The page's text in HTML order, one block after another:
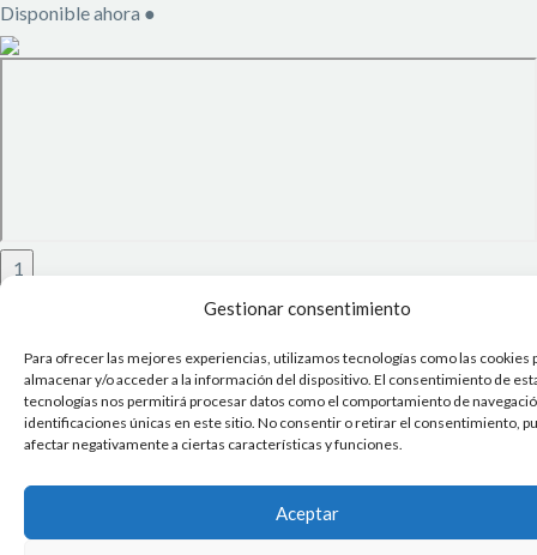
Gestionar consentimiento
Para ofrecer las mejores experiencias, utilizamos tecnologías como las cookies
almacenar y/o acceder a la información del dispositivo. El consentimiento de
tecnologías nos permitirá procesar datos como el comportamiento de
identificaciones únicas en este sitio. No consentir o retirar el consentimiento,
afectar negativamente a ciertas características y funciones.
Aceptar
Disponible ahora ●
1